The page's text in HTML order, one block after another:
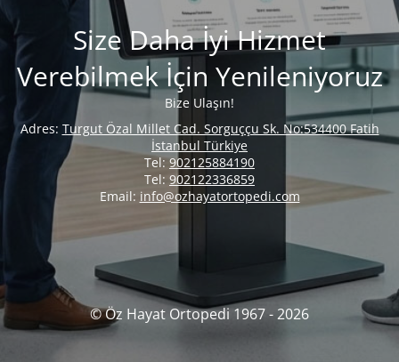
Size Daha İyi Hizmet
Verebilmek İçin Yenileniyoruz
Bize Ulaşın!
Adres: Turgut Özal Millet Cad. Sorguççu Sk. No:534400 Fatih
İstanbul Türkiye
Tel:902125884190
Tel: 902122336859
Email: info@ozhayatortopedi.com
© Öz Hayat Ortopedi 1967 - 2026